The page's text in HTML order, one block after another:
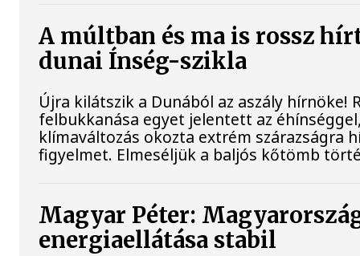
A múltban és ma is rossz
dunai Ínség-szikla
Újra kilátszik a Dunából az aszály hírnöke!
felbukkanása egyet jelentett az
klímaváltozás okozta extrém szárazságra
figyelmet. Elmeséljük a baljós kőtömb
Magyar Péter:
energiaellátása stabil